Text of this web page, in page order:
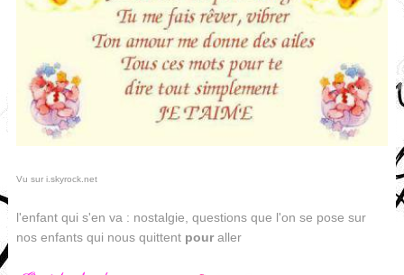
Vu sur i.skyrock.net
l'enfant qui s'en va : nostalgie, questions que l'on se pose sur
nos enfants qui nous quittent pouraller